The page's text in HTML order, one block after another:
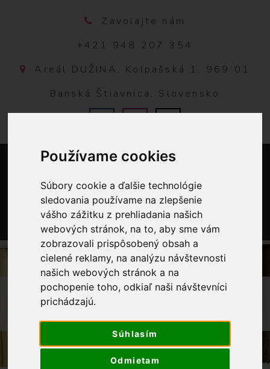
Používame cookies
Súbory cookie a ďalšie technológie
sledovania používame na zlepšenie
vášho zážitku z prehliadania našich
webových stránok, na to, aby sme vám
zobrazovali prispôsobený obsah a
cielené reklamy, na analýzu návštevnosti
našich webových stránok a na
pochopenie toho, odkiaľ naši návštevníci
prichádzajú.
Súhlasím
Odmietam
Zavolajte nám
+421 948 207 354
Areál DUŽINA, Kolpašská 1, 969 01
Banská Štiavnica, Slovensko
0
OBCHOD
GALANTÉRIA
MULINKY NA VYŠÍVANIE DMC 06 -
KRÉMOVÁ